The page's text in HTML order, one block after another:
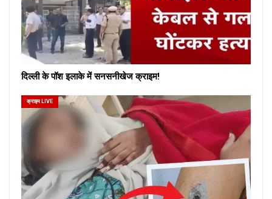
दिल्ली के पॉश इलाके में सनसनीखेज क्राइम!
क्राइम LIVE